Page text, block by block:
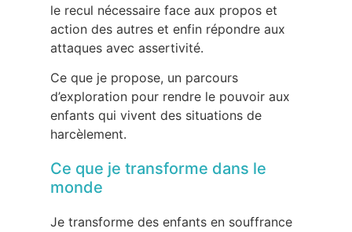
le recul nécessaire face aux propos et
action des autres et enfin répondre aux
attaques avec assertivité.
Ce que je propose, un parcours
d’exploration pour rendre le pouvoir aux
enfants qui vivent des situations de
harcèlement.
Ce que je transforme dans le
monde
Je transforme des enfants en souffrance